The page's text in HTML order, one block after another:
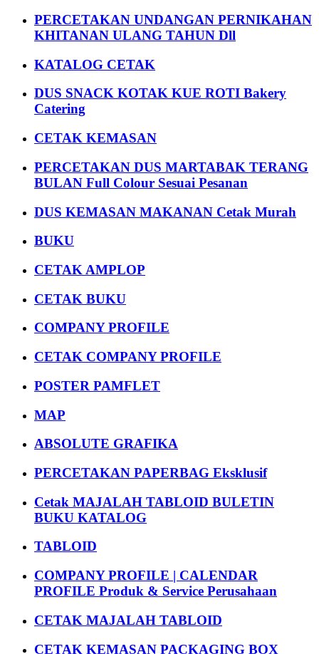
PERCETAKAN UNDANGAN PERNIKAHAN
KHITANAN ULANG TAHUN Dll
KATALOG CETAK
DUS SNACK KOTAK KUE ROTI Bakery
Catering
CETAK KEMASAN
PERCETAKAN DUS MARTABAK TERANG
BULAN Full Colour Sesuai Pesanan
DUS KEMASAN MAKANAN Cetak Murah
BUKU
CETAK AMPLOP
CETAK BUKU
COMPANY PROFILE
CETAK COMPANY PROFILE
POSTER PAMFLET
MAP
ABSOLUTE GRAFIKA
PERCETAKAN PAPERBAG Eksklusif
Cetak MAJALAH TABLOID BULETIN
BUKU KATALOG
TABLOID
COMPANY PROFILE | CALENDAR
PROFILE Produk & Service Perusahaan
CETAK MAJALAH TABLOID
CETAK KEMASAN PACKAGING BOX